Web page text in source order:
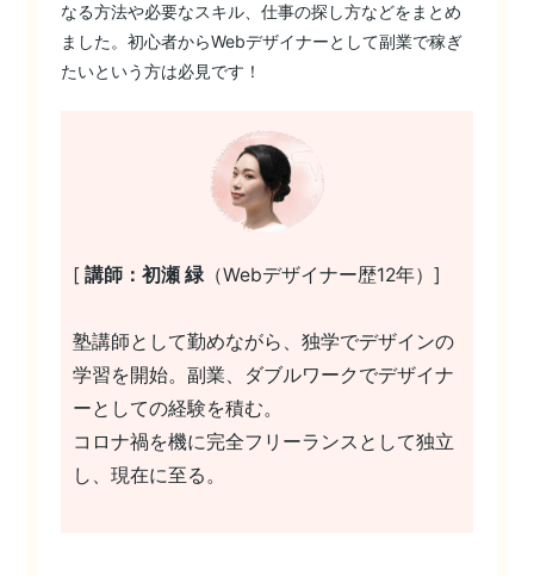
なる方法や必要なスキル、仕事の探し方などをまとめ
ました。初心者からWebデザイナーとして副業で稼ぎ
たいという方は必見です！
[ 講師：初瀬 緑（Webデザイナー歴12年）]
塾講師として勤めながら、独学でデザインの
学習を開始。副業、ダブルワークでデザイナ
ーとしての経験を積む。
コロナ禍を機に完全フリーランスとして独立
し、現在に至る。